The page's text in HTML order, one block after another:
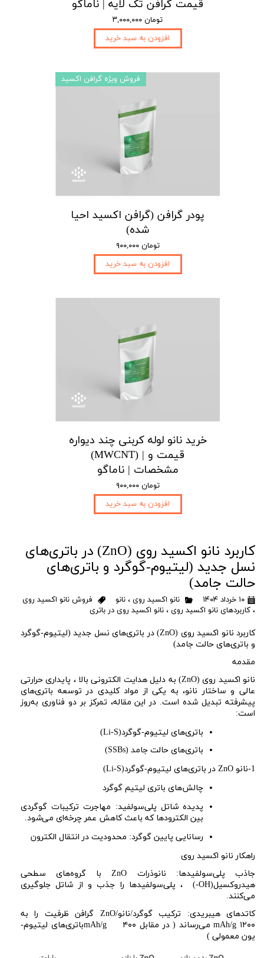
کاربرد نانو اکسید روی (ZnO) در باتری‌های
نسل جدید (لیتیوم-گوگرد و باتری‌های
حالت جامد)
۱۰ خرداد ۱۴۰۴ نانو اکسید روی ،نانو
فروش نانو اکسید روی
،کاربردهای نانو اکسید روی ،نانو اکسید روی در باتری
کاربرد نانو اکسید روی (ZnO)در باتری‌های نسل جدید (لیتیوم-گوگرد
و باتری‌های حالت جامد)
مقدمه
نانو اکسید روی(ZnO) به دلیل هدایت الکترونی بالا ، پایداری حرارتی
عالی و ساختار نانو، به یکی از مواد کلیدی در توسعه باتری‌های
پیشرفته تبدیل شده است. در این مقاله، تمرکز بر دو فناوری به‌روز
است:
باتری‌های لیتیوم-گوگرد(Li-S)
باتری‌های حالت جامد (SSBs)
1-نانو
ZnOدر باتری‌های لیتیوم-گوگرد(Li-S)
چالش‌های باتری لیتیم گوگرد
پدیده شاتل پلی‌سولفید: مهاجرت ترکیبات گوگردی
بین الکترودها که باعث کاهش عمر چرخه‌ای می‌شود.
رسانایی پایین گوگرد: محدودیت در انتقال الکترون
راهکار نانو اکسید روی
جاذب پلی‌سولفیدها: نانوذرات ZnO با گروه‌های سطحی
هیدروکسیل(-OH)
، پلی‌سولفیدها را جذب و از شاتل جلوگیری
می‌کنند.
کاتدهای هیبریدی: ترکیب گوگرد/نانوZnO/ گرافن ظرفیت را به
۱۲۰۰ mAh/g می‌رساند ( در مقابل ۴۰۰ mAh/gباتری‌های لیتیوم-
یون معمولی )
قیمت گرافن تک لایه | ناماگو
۳,۰۰۰,۰۰۰ تومان
افزودن به سبد خرید
پودر گرافن (گرافن اکسید احیا
شده)
۹۰۰,۰۰۰ تومان
افزودن به سبد خرید
فروش ویژه گرافن اکسید
خرید نانو لوله کربنی چند دیواره
(MWCNT) | قیمت و
مشخصات | ناماگو
۹۰۰,۰۰۰ تومان
افزودن به سبد خرید